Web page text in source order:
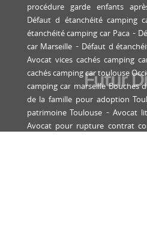
procédure garde enfants
Défaut d étanchéité camping
étanchéité camping car Paca
car Marseille
Défaut d
Avocat vices cachés camping
cachés camping car toulouse
camping car marseille Bouches
de la famille pour adoption
patrimoine Toulouse
Avocat
Avocat pour rupture contrat